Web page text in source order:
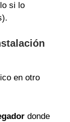
si lo
en otro
donde